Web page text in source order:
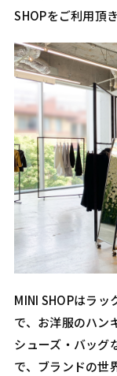
SHOPをご利用頂
MINI SHOPはラ
で、お洋服のハン
シューズ・バッグ
で、ブランドの世